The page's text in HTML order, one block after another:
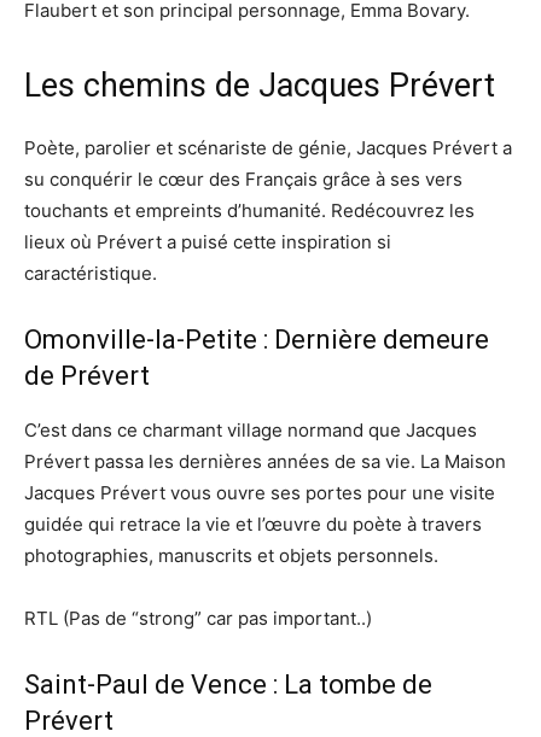
Flaubert et son principal personnage, Emma Bovary.
Les chemins de Jacques Prévert
Poète, parolier et scénariste de génie, Jacques Prévert a
su conquérir le cœur des Français grâce à ses vers
touchants et empreints d’humanité. Redécouvrez les
lieux où Prévert a puisé cette inspiration si
caractéristique.
Omonville-la-Petite : Dernière demeure
de Prévert
C’est dans ce charmant village normand que Jacques
Prévert passa les dernières années de sa vie. La Maison
Jacques Prévert vous ouvre ses portes pour une visite
guidée qui retrace la vie et l’œuvre du poète à travers
photographies, manuscrits et objets personnels.
RTL (Pas de “strong” car pas important..)
Saint-Paul de Vence : La tombe de
Prévert